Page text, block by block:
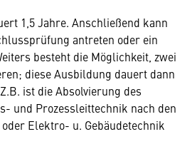
1,5 Jahre. Anschließend kann
antreten oder ein
besteht die Möglichkeit, zwei
diese Ausbildung dauert dann
ist die Absolvierung des
und Prozessleittechnik nach den
Elektro- u. Gebäudetechnik